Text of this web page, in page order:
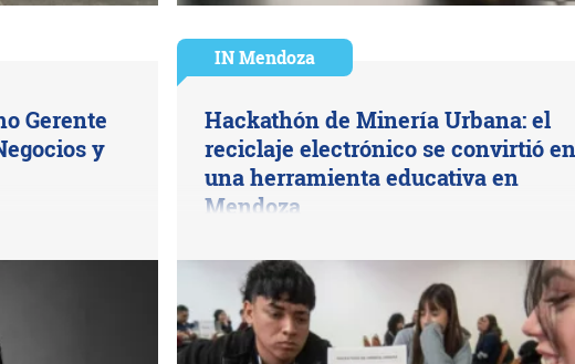
Gerente
y
IN Mendoza
Hackathón de Minería Urbana: el
reciclaje electrónico se convirtió en
una herramienta educativa en
Mendoza